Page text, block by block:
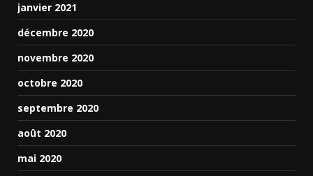
janvier 2021
décembre 2020
novembre 2020
octobre 2020
septembre 2020
août 2020
mai 2020